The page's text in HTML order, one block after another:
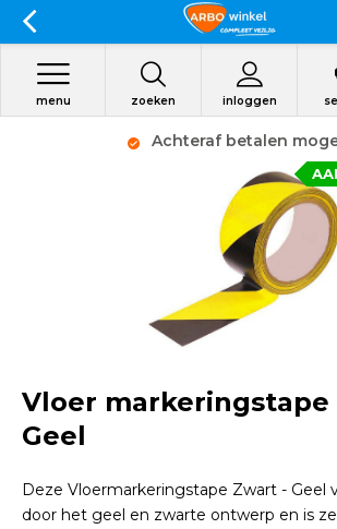
zoeken inloggen
menu
Achteraf betalen
Vloer markeringstape
Geel
Deze Vloermarkeringstape Zwart - Geel
door het geel en zwarte ontwerp en is